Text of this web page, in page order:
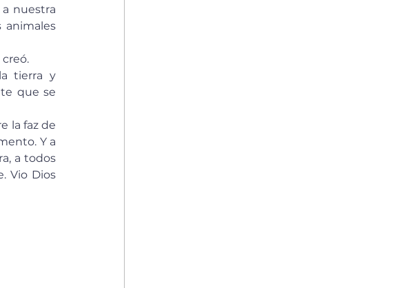
animales
que se
Y a
a todos
Vio Dios